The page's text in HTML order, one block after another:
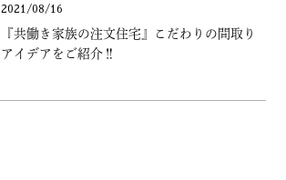
2021/08/16
『共働き家族の注文住宅』こだわりの間取り
アイデアをご紹介‼